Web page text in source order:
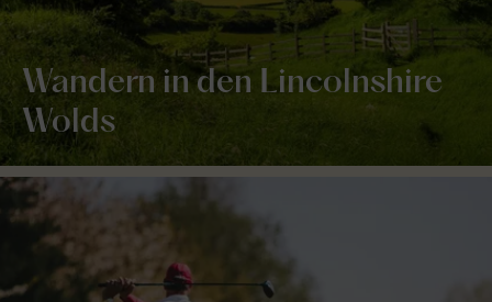
Wandern in den Lincolnshire
Wolds